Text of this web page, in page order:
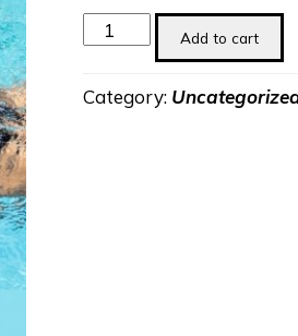
Seni
Renang
dan
Add to cart
Category: